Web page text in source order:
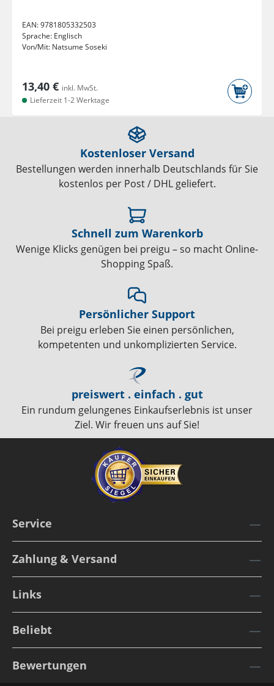
EAN:9781805332503
Sprache: Englisch
Von/Mit: Natsume Soseki
13,40 € inkl. MwSt.
Lieferzeit 1-2 Werktage
Kostenloser Versand
Bestellungen werden innerhalb Deutschlands für Sie
kostenlos per Post / DHL geliefert.
Schnell zum Warenkorb
Wenige Klicks genügen bei preigu – so macht Online-
Shopping Spaß.
Persönlicher Support
Bei preigu erleben Sie einen persönlichen,
kompetenten und unkomplizierten Service.
preiswert . einfach . gut
Ein rundum gelungenes Einkaufserlebnis ist unser
Ziel. Wir freuen uns auf Sie!
Service
Zahlung & Versand
Links
Beliebt
Bewertungen